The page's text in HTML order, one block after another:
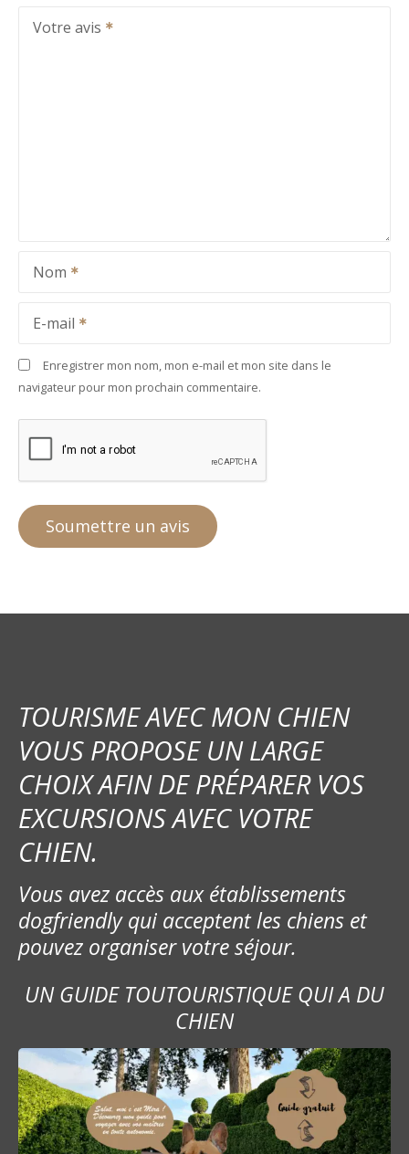
Votre avis
Nom
E-mail
Enregistrer mon nom, mon e-mail et mon site dans le
navigateur pour mon prochain commentaire.
TOURISME AVEC MON CHIEN
VOUS PROPOSE UN LARGE
CHOIX AFIN DE PRÉPARER VOS
EXCURSIONS AVEC VOTRE
CHIEN.
Vous avez accès aux établissements
dogfriendly qui acceptent les chiens et
pouvez organiser votre séjour.
UN GUIDE TOUTOURISTIQUE QUI A DU
CHIEN